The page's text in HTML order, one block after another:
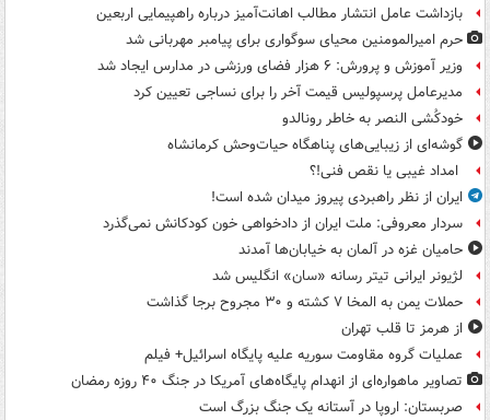
بازداشت عامل انتشار مطالب اهانت‌آمیز درباره راهپیمایی اربعین
حرم امیرالمومنین محیای سوگواری برای پیامبر مهربانی شد
وزیر آموزش و پرورش: ۶ هزار فضای ورزشی در مدارس ایجاد شد
مدیرعامل پرسپولیس قیمت آخر را برای نساجی تعیین کرد
خودکُشی النصر به خاطر رونالدو
گوشه‌ای از زیبایی‌های پناهگاه‌ حیات‌وحش کرمانشاه
امداد غیبی یا نقص فنی!؟
ایران از نظر راهبردی پیروز میدان شده است!
سردار معروفی: ملت ایران از دادخواهی خون کودکانش نمی‌گذرد
حامیان غزه در آلمان به خیابان‌ها آمدند
لژیونر ایرانی تیتر رسانه «سان» انگلیس شد
حملات یمن به المخا ۷ کشته و ۳۰ مجروح برجا گذاشت
از هرمز تا قلب تهران
عملیات گروه مقاومت سوریه علیه پایگاه اسرائیل+ فیلم
تصاویر ماهواره‌ای از انهدام پایگاه‌های آمریکا در جنگ ۴۰ روزه رمضان
صربستان: اروپا در آستانه یک جنگ بزرگ است